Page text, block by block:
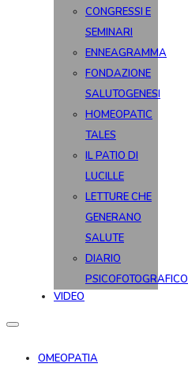
CONGRESSI E
SEMINARI
ENNEAGRAMMA
FONDAZIONE
SALUTOGENESI
HOMEOPATIC
TALES
IL PATIO DI
LUCILLE
LETTURE CHE
GENERANO
SALUTE
DIARIO
PSICOFOTOGRAFICO
VIDEO
OMEOPATIA